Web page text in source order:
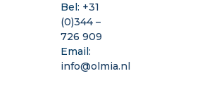
Bel: +31
(0)344 –
726 909
Email:
info@olmia.nl